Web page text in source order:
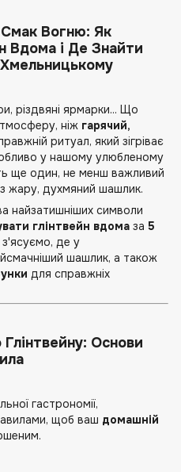
Вогню: Як
Вдома і Де Знайти
різдвяні ярмарки... Що
ніж гарячий,
ритуал, який зігріває
у нашому улюбленому
ще один, не менш важливий
жару, духмяний шашлик.
найзатишніших символи
глінтвейн вдома за 5
з'ясуємо, де у
шашлик, а також
для справжніх
Основи
гастрономії,
щоб ваш домашній